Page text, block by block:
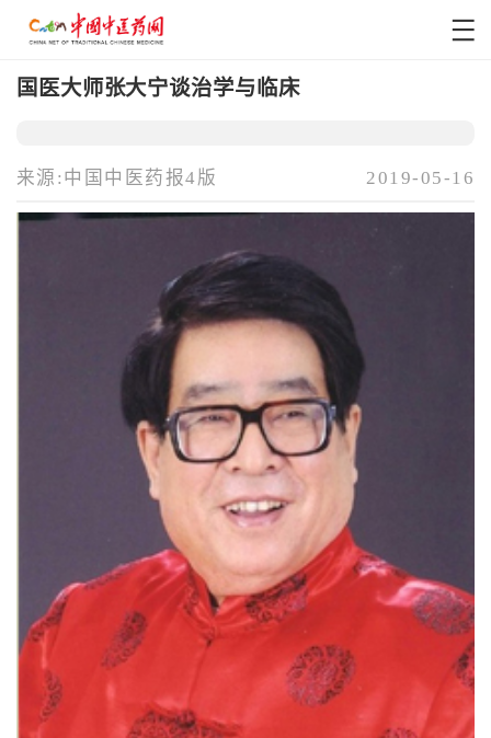
国医大师张大宁谈治学与临床
来源:中国中医药报4版 2019-05-16